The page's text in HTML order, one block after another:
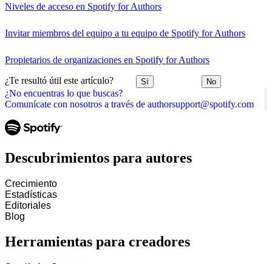
¿No encuentras lo que buscas?
Comunícate con nosotros a través de authorsupport@spotify.com
Niveles de acceso en Spotify for Authors
Invitar miembros del equipo a tu equipo de Spotify for Authors
Propietarios de organizaciones en Spotify for Authors
¿Te resultó útil este artículo? Sí No
Descubrimientos para autores
Crecimiento
Estadísticas
Editoriales
Blog
Herramientas para creadores